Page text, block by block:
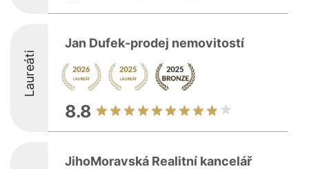
Laureáti
Jan Dufek-prodej nemovitostí
8.8
JihoMoravská Realitní kancelář